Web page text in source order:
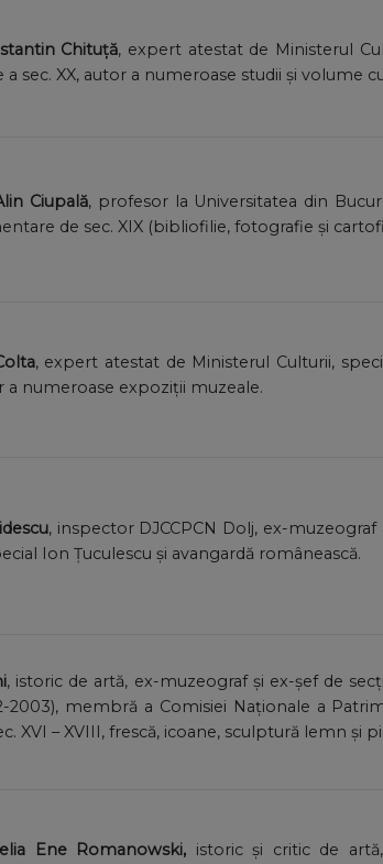
Chituță, expert atestat de Ministerul
sec. XX, autor a numeroase studii și volume
Ciupală, profesor la Universitatea din
de sec. XIX (bibliofilie, fotografie și
, expert atestat de Ministerul Culturii,
a numeroase expoziții muzeale.
, inspector DJCCPCN Dolj, ex-
Ion Țuculescu și avangardă românească.
, istoric de artă, ex-muzeograf și ex-șef de
2003), membră a Comisiei Naționale a
XVI – XVIII, frescă, icoane, sculptură lemn și
Ene Romanowski, istoric și critic de